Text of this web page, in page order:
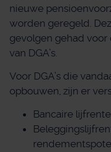
nieuwe
worden geregeld.
gevolgen gehad
van DGA’s.
Voor DGA’s die
opbouwen, zijn er
Bancaire